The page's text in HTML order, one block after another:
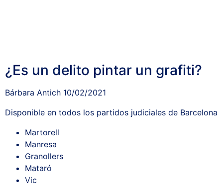
¿Es un delito pintar un grafiti?
Bárbara Antich 10/02/2021
Disponible en todos los partidos judiciales de Barcelona
Martorell
Manresa
Granollers
Mataró
Vic